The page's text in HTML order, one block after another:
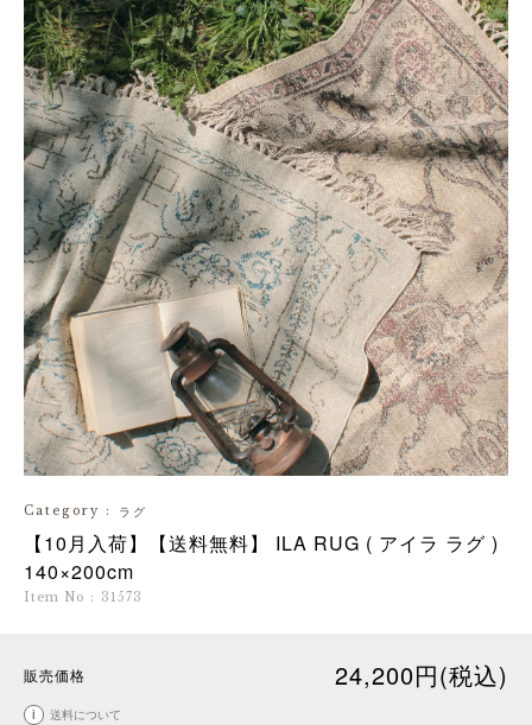
Category : ラグ
【10月入荷】【送料無料】 ILA RUG ( アイラ ラグ )
140×200cm
Item No : 31573
販売価格 24,200円(税込)
i 送料について